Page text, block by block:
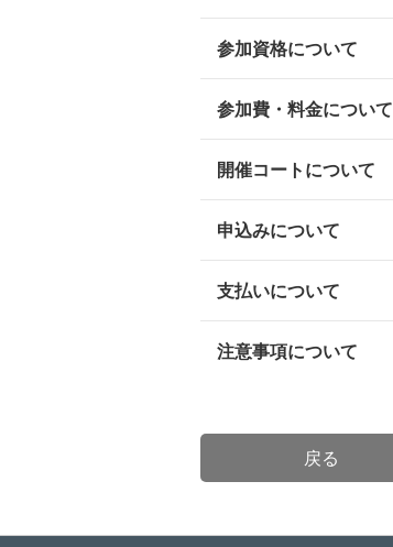
参加資格について
参加費・料金について
開催コートについて
申込みについて
支払いについて
注意事項について
戻る